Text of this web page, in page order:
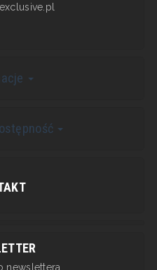
newslettera